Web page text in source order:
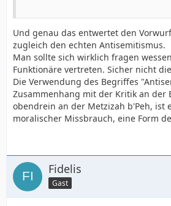
Und genau das entwertet den
zugleich den echten Antisemitismus.
Man sollte sich wirklich fragen
Funktionäre vertreten. Sicher nicht
Die Verwendung des Begriffes
Zusammenhang mit der Kritik an der
obendrein an der Metzizah b'Peh, ist
moralischer Missbrauch, eine Form
Fidelis
Gast